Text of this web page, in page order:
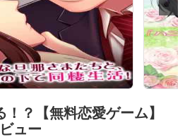
？【無料恋愛ゲーム】
ュー